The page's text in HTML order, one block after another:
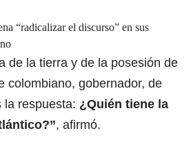
“radicalizar el discurso” en sus
de la tierra y de la posesión de
colombiano, gobernador, de
la respuesta: ¿Quién tiene la
?”, afirmó.